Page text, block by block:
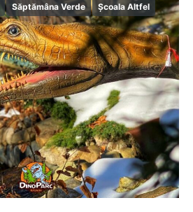
Săptămâna Verde Școala Altfel